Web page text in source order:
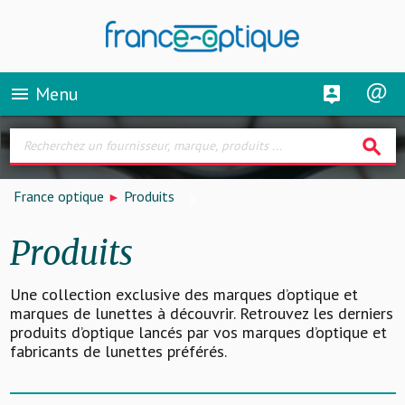
menu Menu
search
France optique Produits
Produits
Une collection exclusive des marques d’optique et
marques de lunettes à découvrir. Retrouvez les derniers
produits d’optique lancés par vos marques d’optique et
fabricants de lunettes préférés.